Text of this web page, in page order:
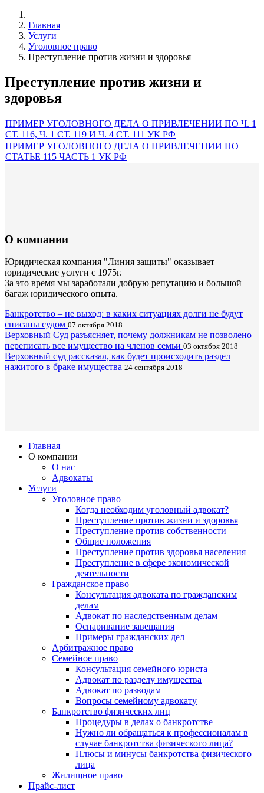
Главная
Услуги
Уголовное право
Преступление против жизни и здоровья
Преступление против жизни и
здоровья
ПРИМЕР УГОЛОВНОГО ДЕЛА О ПРИВЛЕЧЕНИИ ПО Ч. 1
СТ. 116, Ч. 1 СТ. 119 И Ч. 4 СТ. 111 УК РФ
ПРИМЕР УГОЛОВНОГО ДЕЛА О ПРИВЛЕЧЕНИИ ПО
СТАТЬЕ 115 ЧАСТЬ 1 УК РФ
О компании
Юридическая компания "Линия защиты" оказывает
юридические услуги с 1975г.
За это время мы заработали добрую репутацию и большой
багаж юридического опыта.
Банкротство – не выход: в каких ситуациях долги не будут
списаны судом 07 октября 2018
Верховный Суд разъясняет, почему должникам не позволено
переписать все имущество на членов семьи 03 октября 2018
Верховный суд рассказал, как будет происходить раздел
нажитого в браке имущества 24 сентября 2018
Главная
О компании
О нас
Адвокаты
Услуги
Уголовное право
Когда необходим уголовный адвокат?
Преступление против жизни и здоровья
Преступление против собственности
Общие положения
Преступление против здоровья населения
Преступление в сфере экономической
деятельности
Гражданское право
Консультация адвоката по гражданским
делам
Адвокат по наследственным делам
Оспаривание завещания
Примеры гражданских дел
Арбитражное право
Семейное право
Консультация семейного юриста
Адвокат по разделу имущества
Адвокат по разводам
Вопросы семейному адвокату
Банкротство физических лиц
Процедуры в делах о банкротстве
Нужно ли обращаться к профессионалам в
случае банкротства физического лица?
Плюсы и минусы банкротства физического
лица
Жилищное право
Прайс-лист